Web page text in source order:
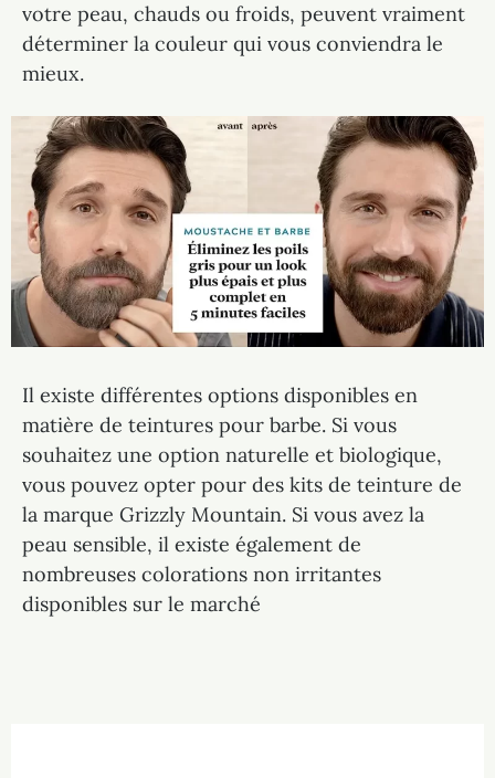
votre peau, chauds ou froids, peuvent vraiment
déterminer la couleur qui vous conviendra le
mieux.
Il existe différentes options disponibles en
matière de teintures pour barbe. Si vous
souhaitez une option naturelle et biologique,
vous pouvez opter pour des kits de teinture de
la marque Grizzly Mountain. Si vous avez la
peau sensible, il existe également de
nombreuses colorations non irritantes
disponibles sur le marché